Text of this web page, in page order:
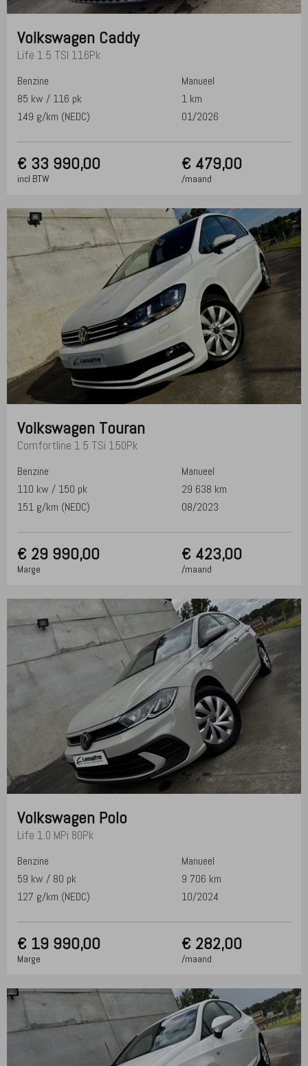
Volkswagen Caddy
Life 1.5 TSI 116Pk
Benzine
Manueel
85 kw / 116 pk
1 km
149 g/km (NEDC)
01/2026
€ 33 990,00
incl BTW
€ 479,00
/maand
Volkswagen Touran
Comfortline 1.5 TSi 150Pk
Benzine
Manueel
110 kw / 150 pk
29 638 km
151 g/km (NEDC)
08/2023
€ 29 990,00
Marge
€ 423,00
/maand
Volkswagen Polo
Life 1.0 MPi 80Pk
Benzine
Manueel
59 kw / 80 pk
9 706 km
127 g/km (NEDC)
10/2024
€ 19 990,00
Marge
€ 282,00
/maand